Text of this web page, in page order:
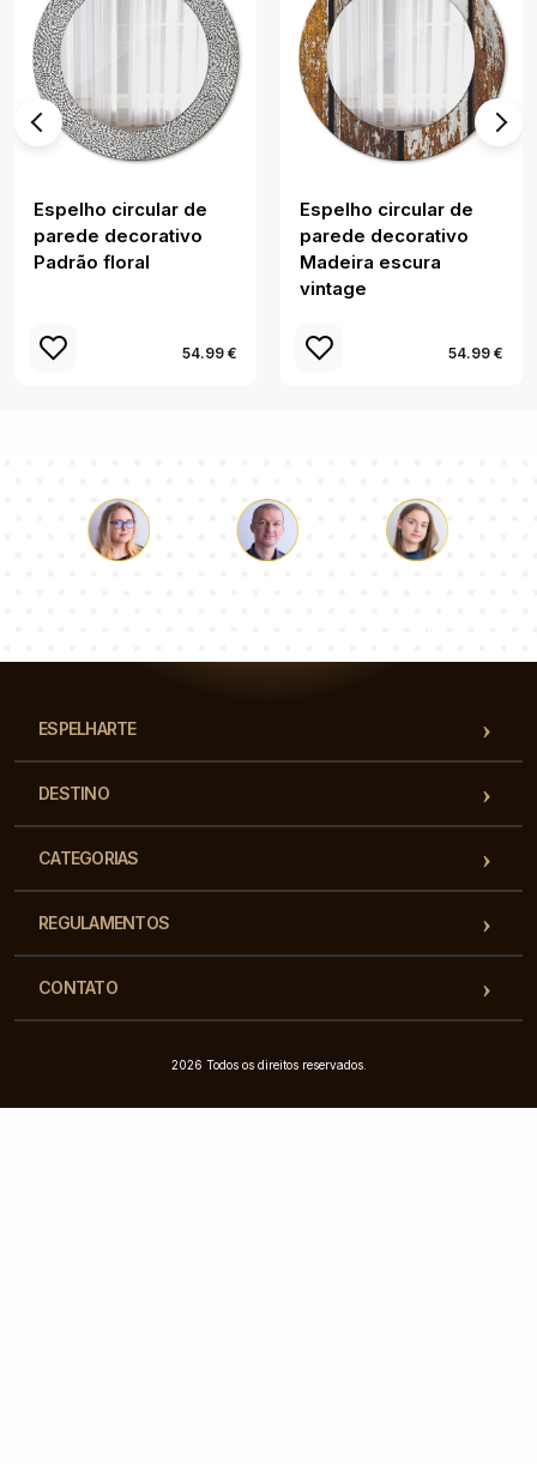
Espelho circular de
parede decorativo
Padrão floral
54.99 €
Espelho circular de
parede decorativo
Madeira escura
vintage
54.99 €
ESPELHARTE
DESTINO
CATEGORIAS
REGULAMENTOS
CONTATO
2026 Todos os direitos reservados.